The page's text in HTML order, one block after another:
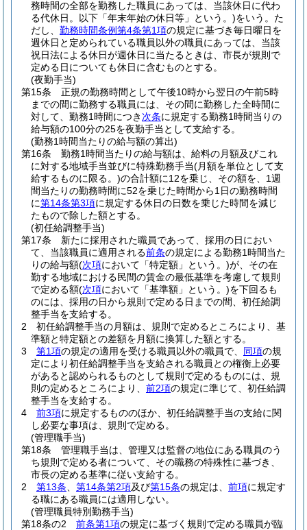
務時間の全部を勤務した職員にあっては、当該休日に代わ
る代休日。以下「年末年始の休日等」という。)をいう。 た
だし、 勤務時間条例第4条第1項の規定に基づき毎日曜日を
週休日と定められている職員以外の職員にあっては、当該
祝日法による休日が週休日に当たるときは、市長が規則で
定める日についても休日に含むものとする。
(夜勤手当)
第15条
正規の勤務時間として午後10時から翌日の午前5時
までの間に勤務する職員には、その間に勤務した全時間に
対して、勤務1時間につき 次条に規定する勤務1時間当りの
給与額の100分の25を夜勤手当として支給する。
(勤務1時間当たりの給与額の算出)
第16条
勤務1時間当たりの給与額は、給料の月額及びこれ
に対する地域手当並びに特殊勤務手当(月額を単位として支
給するものに限る。)の合計額に12を乗じ、その額を、1週
間当たりの勤務時間に52を乗じた時間から1日の勤務時間
に第14条第3項に規定する休日の日数を乗じた時間を減じ
たもので除した額とする。
(初任給調整手当)
第17条
新たに採用された職員であって、採用の日におい
て、当該職員に適用される前条の規定による勤務1時間当た
りの給与額(次項において「特定額」という。)が、その在
勤する地域における民間の賃金の最低基準を考慮して規則
で定める額(次項において「基準額」という。)を下回るも
のには、採用の日から規則で定める日までの間、初任給調
整手当を支給する。
2
初任給調整手当の月額は、規則で定めるところにより、基
準額と特定額との差額を月額に換算した額とする。
3
第1項の規定の適用を受ける職員以外の職員で、 同項の規
定により初任給調整手当を支給される職員との権衡上必要
があると認められるものとして規則で定めるものには、規
則の定めるところにより、 前2項の規定に準じて、初任給調
整手当を支給する。
4
前3項に規定するもののほか、初任給調整手当の支給に関
し必要な事項は、規則で定める。
(管理職手当)
第18条
管理職手当は、管理又は監督の地位にある職員のう
ち規則で定める者について、その職務の特殊性に基づき、
市長の定める基準に従い支給する。
2
第13条 第14条第2項及び第15条の規定は、 前項に規定す
る職にある職員には適用しない。
(管理職員特別勤務手当)
第18条の2
前条第1項の規定に基づく規則で定める職員が臨